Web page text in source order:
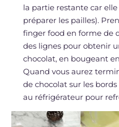
la partie restante car
préparer les pailles).
finger food en forme de
des lignes pour obtenir
chocolat, en bougeant
Quand vous aurez
de chocolat sur les
au réfrigérateur pour